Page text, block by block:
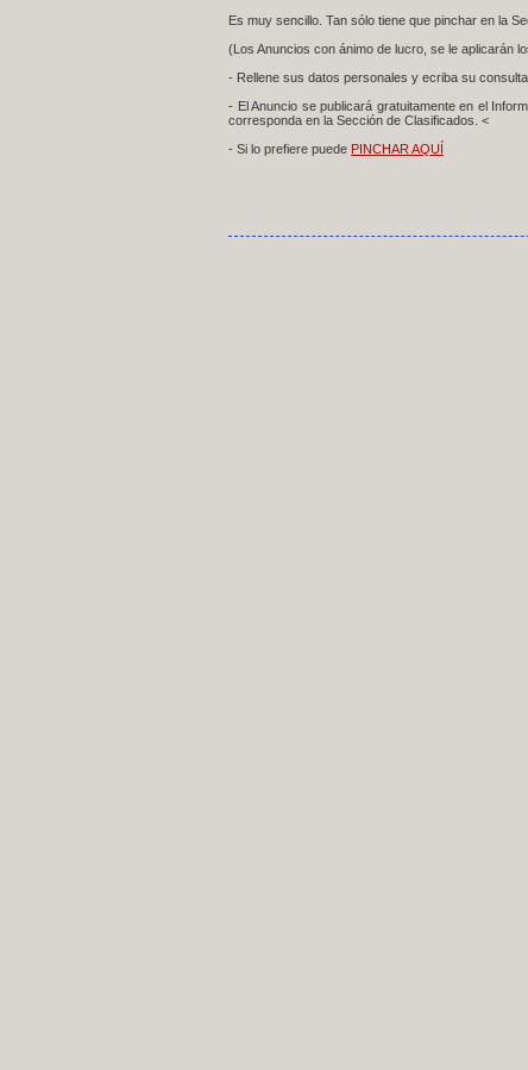
Es muy sencillo. Tan sólo tiene que pinchar en la
(Los Anuncios con ánimo de lucro, se le aplicarán
- Rellene sus datos personales y ecriba su
- El Anuncio se publicará gratuitamente en el
corresponda en la Sección de Clasificados. <
- Si lo prefiere puede PINCHAR AQUÍ